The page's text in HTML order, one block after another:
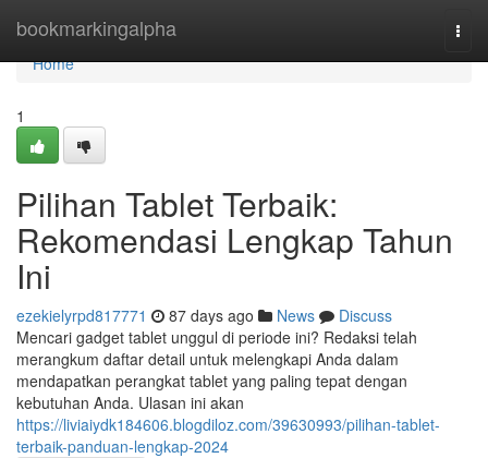
bookmarkingalpha
Home
Home
1
Pilihan Tablet Terbaik:
Rekomendasi Lengkap Tahun
Ini
ezekielyrpd817771 87 days ago News
Discuss
Mencari gadget tablet unggul di periode ini? Redaksi telah
merangkum daftar detail untuk melengkapi Anda dalam
mendapatkan perangkat tablet yang paling tepat dengan
kebutuhan Anda. Ulasan ini akan
https://liviaiydk184606.blogdiloz.com/39630993/pilihan-tablet-
terbaik-panduan-lengkap-2024